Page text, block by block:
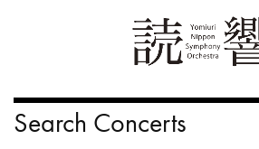
Search Concerts